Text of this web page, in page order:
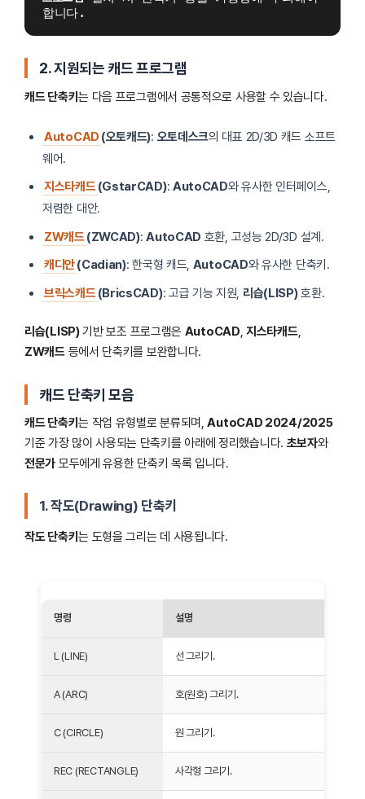
합니다.
2. 지원되는 캐드 프로그램
캐드 단축키는 다음 프로그램에서 공통적으로 사용할 수 있습니다.
AutoCAD (오토캐드): 오토데스크의 대표 2D/3D 캐드 소프트
웨어.
지스타캐드(GstarCAD): AutoCAD와 유사한 인터페이스,
저렴한 대안.
ZW캐드(ZWCAD):AutoCAD 호환, 고성능 2D/3D 설계.
캐디안(Cadian): 한국형 캐드, AutoCAD와 유사한 단축키.
브릭스캐드(BricsCAD): 고급 기능 지원, 리습(LISP)호환.
리습(LISP)기반 보조 프로그램은 AutoCAD,지스타캐드,
ZW캐드등에서 단축키를 보완합니다.
캐드 단축키 모음
캐드 단축키는 작업 유형별로 분류되며,AutoCAD 2024/2025
기준 가장 많이 사용되는 단축키를 아래에 정리했습니다. 초보자와
전문가 모두에게 유용한 단축키 목록 입니다.
1. 작도(Drawing) 단축키
작도 단축키는 도형을 그리는 데 사용됩니다.
명령 설명
L (LINE) 선 그리기.
A (ARC) 호(원호) 그리기.
C (CIRCLE) 원 그리기.
REC (RECTANGLE) 사각형 그리기.